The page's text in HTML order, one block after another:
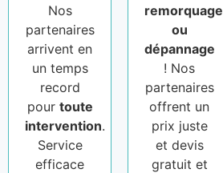
Nos
partenaires
arrivent en
un temps
record
pour toute
intervention.
Service
efficace
remorquage
ou
dépannage
! Nos
partenaires
offrent un
prix juste
et devis
gratuit et